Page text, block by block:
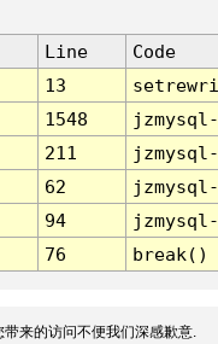
Line
Code
13
1548
211
62
jzmysql-
94
76 break()
来的访问不便我们深感歉意.